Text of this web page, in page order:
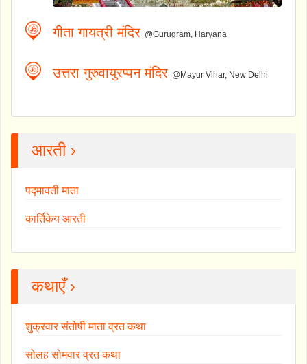
गीता गायत्री मंदिर @Gurugram, Haryana
उत्तरा गुरुवायुरप्पन मंदिर @Mayur Vihar, New Delhi
आरती ›
पद्मावती माता
कार्तिकेय आरती
कथाएँ ›
शुक्रवार संतोषी माता व्रत कथा
सोलह सोमवार व्रत कथा